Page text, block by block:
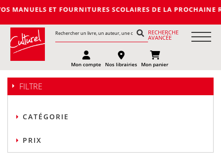
ET FOURNITURES SCOLAIRES DE LA
RECHERCHE
AVANCÉE
Mon compte Nos librairies Mon panier
FILTRE
CATÉGORIE
PRIX